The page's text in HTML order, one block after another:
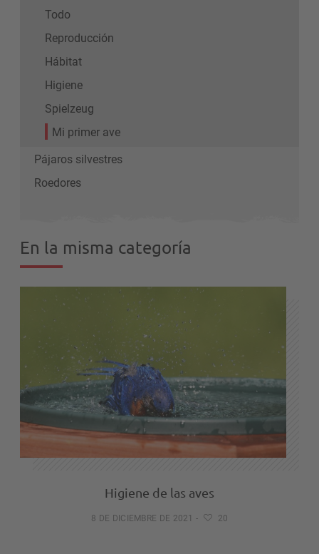
Todo
Reproducción
Hábitat
Higiene
Spielzeug
Mi primer ave
Pájaros silvestres
Roedores
En la misma categoría
Higiene de las aves
8 DE DICIEMBRE DE 2021 - 20